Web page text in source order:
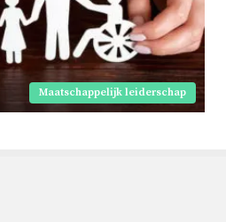
Maatschappelijk leiderschap